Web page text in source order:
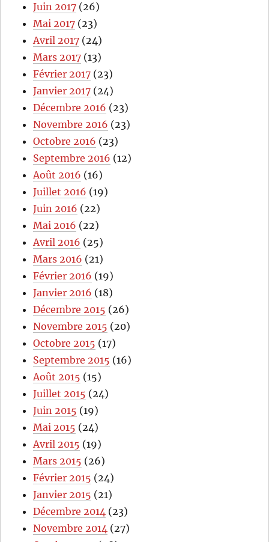
Juin 2017 (26)
Mai 2017 (23)
Avril 2017 (24)
Mars 2017 (13)
Février 2017 (23)
Janvier 2017 (24)
Décembre 2016 (23)
Novembre 2016 (23)
Octobre 2016 (23)
Septembre 2016 (12)
Août 2016 (16)
Juillet 2016 (19)
Juin 2016 (22)
Mai 2016 (22)
Avril 2016 (25)
Mars 2016 (21)
Février 2016 (19)
Janvier 2016 (18)
Décembre 2015 (26)
Novembre 2015 (20)
Octobre 2015 (17)
Septembre 2015 (16)
Août 2015 (15)
Juillet 2015 (24)
Juin 2015 (19)
Mai 2015 (24)
Avril 2015 (19)
Mars 2015 (26)
Février 2015 (24)
Janvier 2015 (21)
Décembre 2014 (23)
Novembre 2014 (27)